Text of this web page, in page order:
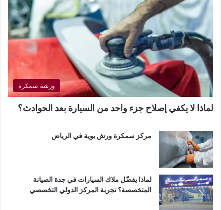
ورشة سمكرة
لماذا لا يكفي إصلاح جزء واحد من السيارة بعد الحوادث؟
مركز سمكرة ورش بوية في الرياض
لماذا يفضّل ملاك السيارات في جدة الصيانة
المتخصصة؟ تجربة المركز الدولي التخصصي